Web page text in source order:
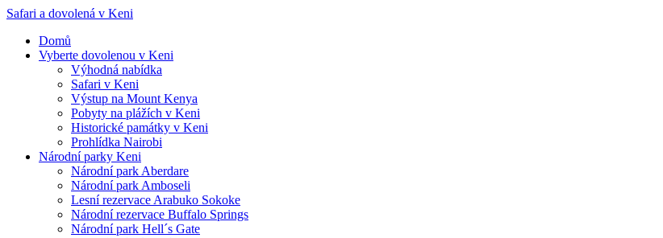
Safari a dovolená v Keni
Domů
Vyberte dovolenou v Keni
Výhodná nabídka
Safari v Keni
Výstup na Mount Kenya
Pobyty na plážích v Keni
Historické památky v Keni
Prohlídka Nairobi
Národní parky Keni
Národní park Aberdare
Národní park Amboseli
Lesní rezervace Arabuko Sokoke
Národní rezervace Buffalo Springs
Národní park Hell´s Gate